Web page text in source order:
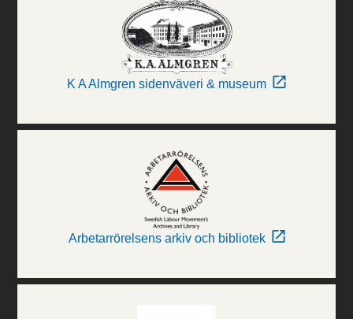
K A Almgren sidenväveri & museum
Arbetarrörelsens arkiv och bibliotek